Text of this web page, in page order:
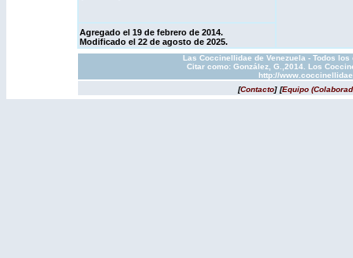
Agregado el 19 de febrero de 2014.
Modificado el 22 de agosto de 2025.
Las Coccinellidae de Venezuela - Todos
Citar como: González, G.,2014. Los
http://
[Contacto] [Equipo